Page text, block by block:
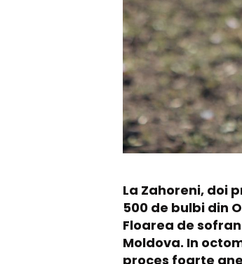
La Zahoreni, doi
500 de bulbi din
Floarea de
Moldova. In
proces foarte